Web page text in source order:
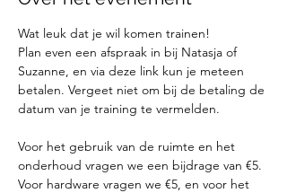
Wat leuk dat je wil komen trainen!
Plan even een afspraak in bij Natasja of
Suzanne, en via deze link kun je meteen
betalen. Vergeet niet om bij de betaling de
datum van je training te vermelden.
Voor het gebruik van de ruimte en het
onderhoud vragen we een bijdrage van €5.
Voor hardware vragen we €5, en voor het